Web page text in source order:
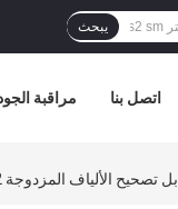
يبحث
مراقبة اتصل بنا